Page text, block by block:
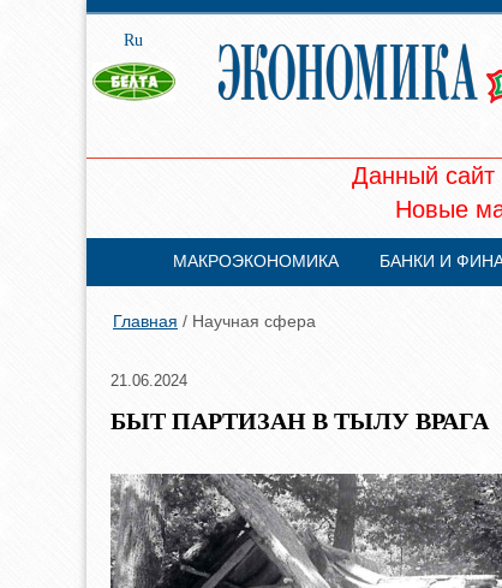
Ru
Данный сайт
Новые
МАКРОЭКОНОМИКА БАНКИ И
Главная / Научная сфера
21.06.2024
БЫТ ПАРТИЗАН В ТЫЛУ ВРАГА